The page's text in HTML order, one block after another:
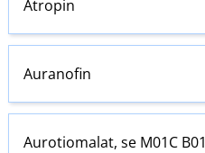
Atropin
Auranofin
Aurotiomalat, se M01C B01